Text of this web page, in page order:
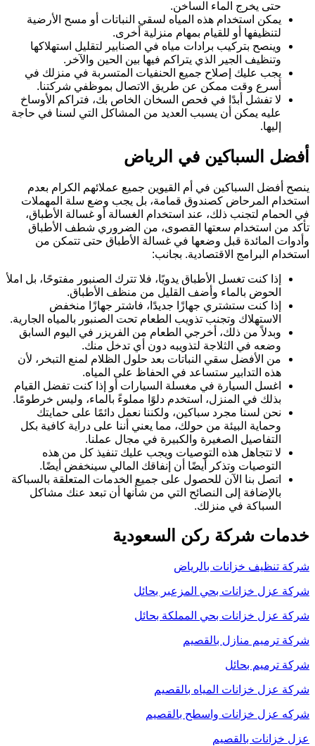
حتى يخرج الماء الساخن.
يمكن استخدام هذه المياه لسقي النباتات أو مسح الأرضية
لتنظيفها أو للقيام بمهام منزلية أخرى.
وينصح بتركيب برادات مياه في الصنابير لتقليل استهلاكها
وتنظيف الجير الذي يتراكم فيها بين الحين والآخر.
يجب عليك إصلاح جميع الحنفيات المتسربة في منزلك في
أسرع وقت ممكن عن طريق الاتصال بموظفي شركتنا.
لا تفشل أبدًا في فحص السخان الخاص بك، فتراكم الأوساخ
عليه يمكن أن يسبب العديد من المشاكل التي لسنا في حاجة
إليها.
أفضل السباكين في الرياض
ينصح أفضل السباكين في أم القيوين جميع عملائهم الكرام بعدم
استخدام المرحاض كصندوق قمامة، بل يجب وضع سلة المهملات
في الحمام لتجنب ذلك، عند استخدام الغسالة أو غسالة الأطباق،
تأكد من استخدام سعتها القصوى، من الضروري شطف الأطباق
وأدوات المائدة قبل وضعها في غسالة الأطباق حتى تتمكن من
استخدام البرامج الاقتصادية. بجانب:
إذا كنت تغسل الأطباق يدويًا، فلا تترك الصنبور مفتوحًا، بل املأ
الحوض بالماء وأضف القليل من منظف الأطباق.
إذا كنت ستشتري جهازًا جديدًا، فاشتر جهازًا منخفض
الاستهلاك وتجنب تذويب الطعام تحت الصنبور بالمياه الجارية.
وبدلاً من ذلك، أخرجي الطعام من الفريزر في اليوم السابق
وضعه في الثلاجة لتذويبه دون أي تدخل منك.
من الأفضل سقي النباتات بعد حلول الظلام لمنع التبخر، لأن
هذه التدابير ستساعد في الحفاظ على المياه.
اغسل السيارة في مغسلة السيارات أو إذا كنت تفضل القيام
بذلك في المنزل، استخدم دلوًا مملوءً بالماء، وليس خرطومًا.
نحن لسنا مجرد سباكين، ولكننا نعمل دائمًا على حمايتك
وحماية البيئة من حولك، مما يعني أننا على دراية كافية بكل
التفاصيل الصغيرة والكبيرة في مجال عملنا.
لا تتجاهل هذه التوصيات ويجب عليك تنفيذ كل من هذه
التوصيات وتذكر أيضًا أن إنفاقك المالي سينخفض ​​أيضًا.
اتصل بنا الآن للحصول على جميع الخدمات المتعلقة بالسباكة
بالإضافة إلى النصائح التي من شأنها أن تبعد عنك مشاكل
السباكة في منزلك.
خدمات شركة ركن السعودية
شركة تنظيف خزانات بالرياض
شركة عزل خزانات بحي المزعبر بحائل
شركة عزل خزانات بحي المملكة بحائل
شركة ترميم منازل بالقصيم
شركة ترميم بحائل
شركة عزل خزانات المياه بالقصيم
شركه عزل خزانات واسطح بالقصيم
عزل خزانات بالقصيم